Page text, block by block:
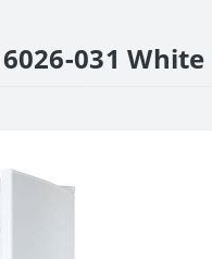
031 White